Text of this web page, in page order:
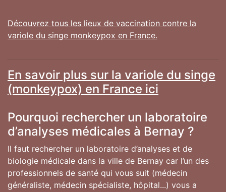
Découvrez tous les lieux de vaccination contre la
variole du singe monkeypox en France.
En savoir plus sur la variole du singe
(monkeypox) en France ici
Pourquoi rechercher un laboratoire
d’analyses médicales à Bernay ?
Il faut rechercher un laboratoire d’analyses et de
biologie médicale dans la ville de Bernay car l’un des
professionnels de santé qui vous suit (médecin
généraliste, médecin spécialiste, hôpital...) vous a